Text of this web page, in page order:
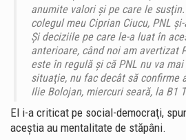
anumite valori şi pe care le
colegul meu Ciprian Ciucu, PNL
Şi deciziile pe care le-a luat în
anterioare, când noi am avertizat
este în regulă şi că PNL nu va
situaţie, nu fac decât să confirme
Ilie Bolojan, miercuri seară, la B1
El i-a criticat pe social-democraţi,
aceştia au mentalitate de stăpâni.